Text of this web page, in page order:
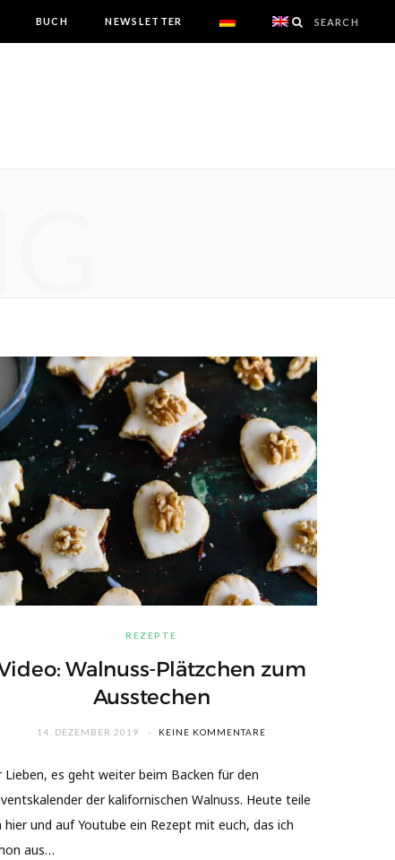
BUCH NEWSLETTER
REZEPTE
Walnuss-Plätzchen zum
Ausstechen
14. DEZEMBER 2019 KEINE KOMMENTARE
Lieben, es geht weiter beim Backen für den
der kalifornischen Walnuss. Heute teile
hier und auf Youtube ein Rezept mit euch, das ich
aus…